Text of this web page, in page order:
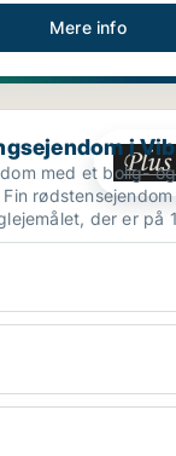
Mere info
i Viborg
i
med et bolig-